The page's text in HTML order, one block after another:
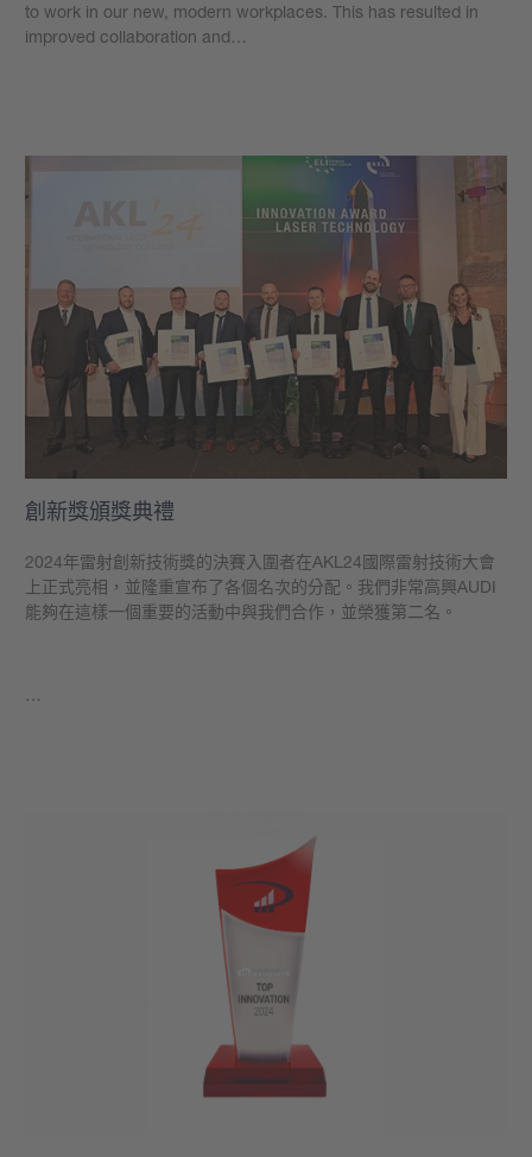
to work in our new, modern workplaces. This has resulted in
improved collaboration and…
創新獎頒獎典禮
2024年雷射創新技術獎的決賽入圍者在AKL24國際雷射技術大會
上正式亮相，並隆重宣布了各個名次的分配。我們非常高興AUDI
能夠在這樣一個重要的活動中與我們合作，並榮獲第二名。
…